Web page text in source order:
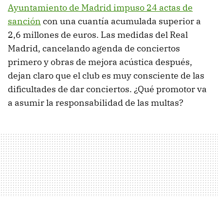
Ayuntamiento de Madrid impuso 24 actas de
sanción con una cuantía acumulada superior a
2,6 millones de euros. Las medidas del Real
Madrid, cancelando agenda de conciertos
primero y obras de mejora acústica después,
dejan claro que el club es muy consciente de las
dificultades de dar conciertos. ¿Qué promotor va
a asumir la responsabilidad de las multas?